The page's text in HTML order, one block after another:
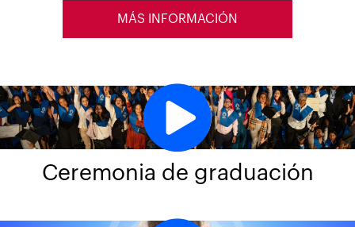
MÁS INFORMACIÓN
Ceremonia de graduación